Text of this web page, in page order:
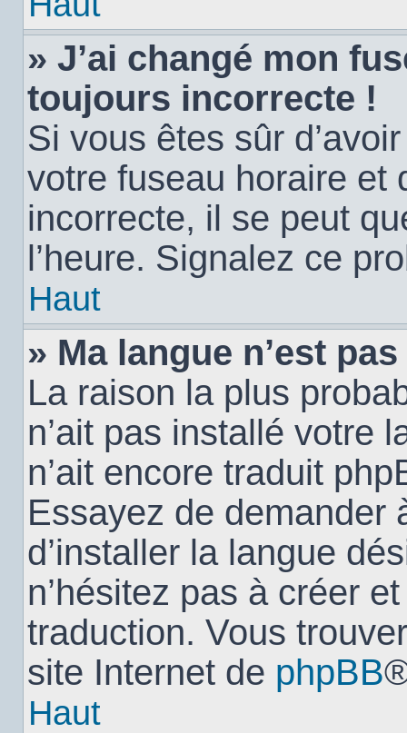
» J’ai changé mon
toujours incorrecte !
Si vous êtes sûr
votre fuseau horaire et
incorrecte, il se peut
l’heure. Signalez ce
Haut
» Ma langue n’est
La raison la plus
n’ait pas installé votre
n’ait encore traduit
Essayez de demander
d’installer la langue
n’hésitez pas à créer
traduction. Vous
site Internet de phpBB
Haut